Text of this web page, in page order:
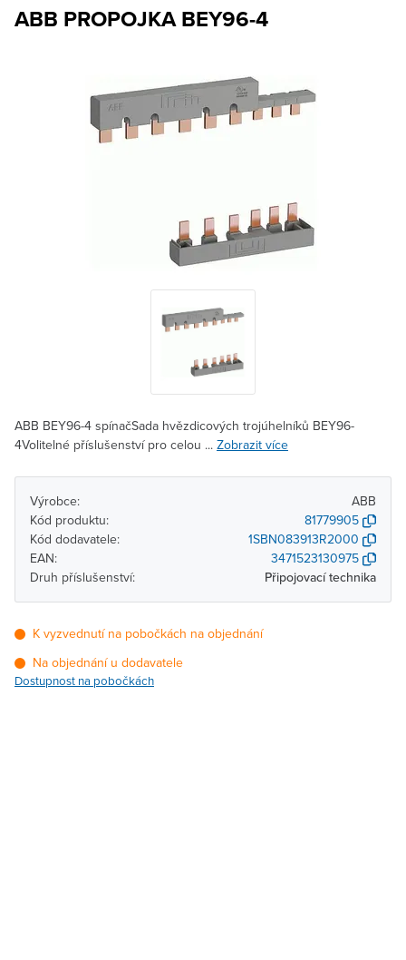
ABB PROPOJKA BEY96-4
ABB BEY96-4 spínačSada hvězdicových trojúhelníků BEY96-
4Volitelné příslušenství pro celou ... Zobrazit více
Výrobce:
ABB
Kód produktu:
81779905
Kód dodavatele:
1SBN083913R2000
EAN:
3471523130975
Druh příslušenství:
Připojovací technika
K vyzvednutí na pobočkách na objednání
Na objednání u dodavatele
Dostupnost na pobočkách